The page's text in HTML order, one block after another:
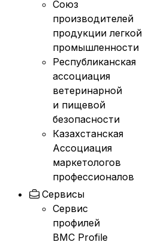
Союз
производителей
продукции легкой
промышленности
Республиканская
ассоциация
ветеринарной
и пищевой
безопасности
Казахстанская
Ассоциация
маркетологов
профессионалов
Сервисы
Сервис
профилей
BMC Profile